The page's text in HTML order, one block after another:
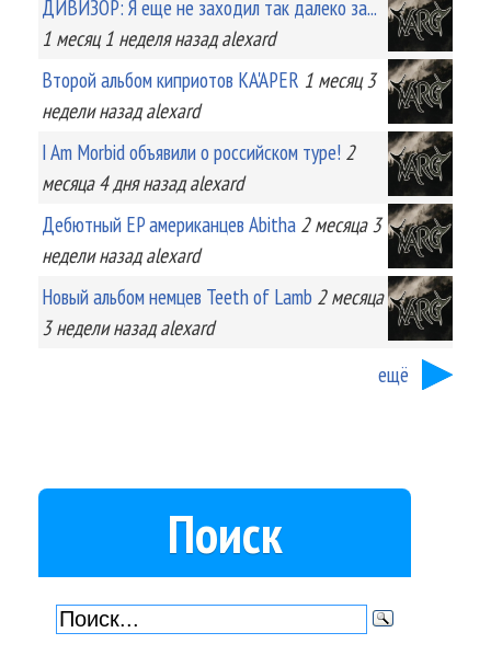
ДИВИЗОР: Я еще не заходил так далеко за...
1 месяц 1 неделяназад alexard
Второй альбом киприотов KA'APER 1 месяц 3
неделиназад alexard
I Am Morbid объявили о российском туре! 2
месяца 4 дняназад alexard
Дебютный EP американцев Abitha 2 месяца 3
неделиназад alexard
Новый альбом немцев Teeth of Lamb 2 месяца
3 неделиназад alexard
ещё
Поиск